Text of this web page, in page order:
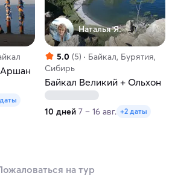
Аршан
Наталья Я.
5.0 (5)
Байкал, Бурятия,
Сибирь
Байкал Великий + Ольхон
10 дней 7 – 16 авг. +2 даты
на тур